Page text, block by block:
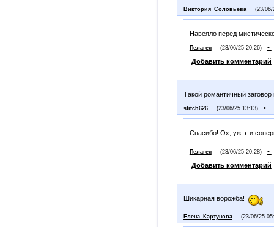
Виктория_Соловьёва (23/06/
Навеяло перед
Пелагея (23/06/25 20:26)
•
Добавить комментарий
Такой романтичный
stitch626 (23/06/25 13:13) •
Спасибо! Ох, уж эти
Пелагея (23/06/25 20:28)
•
Добавить комментарий
Шикарная ворожба!
Елена_Картунова (23/06/25